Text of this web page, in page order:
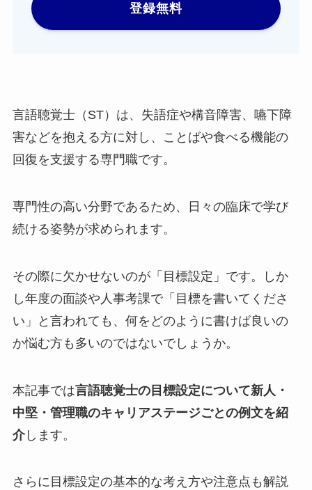
登録無料
言語聴覚士（ST）は、失語症や構音障害、嚥下障
害などを抱える方に対し、ことばや食べる機能の
回復を支援する専門職です。
専門性の高い分野であるため、日々の臨床で学び
続ける姿勢が求められます。
その際に欠かせないのが「目標設定」です。しか
し年度の面談や人事考課で「目標を書いてくださ
い」と言われても、何をどのように書けば良いの
か悩む方も多いのではないでしょうか。
本記事では言語聴覚士の目標設定について新人・
中堅・管理職のキャリアステージごとの例文を紹
介します。
さらに目標設定の基本的な考え方や注意点も解説